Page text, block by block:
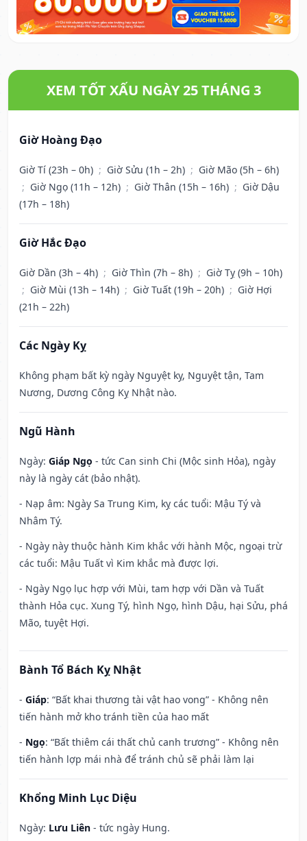
XEM TỐT XẤU NGÀY 25 THÁNG 3
Giờ Hoàng Đạo
Giờ Tí (23h – 0h) ; Giờ Sửu (1h – 2h) ; Giờ Mão (5h – 6h)
; Giờ Ngọ (11h – 12h) ; Giờ Thân (15h – 16h) ; Giờ Dậu
(17h – 18h)
Giờ Hắc Đạo
Giờ Dần (3h – 4h) ; Giờ Thìn (7h – 8h) ; Giờ Tỵ (9h – 10h)
; Giờ Mùi (13h – 14h) ; Giờ Tuất (19h – 20h) ; Giờ Hợi
(21h – 22h)
Các Ngày Kỵ
Không phạm bất kỳ ngày Nguyệt kỵ, Nguyệt tận, Tam
Nương, Dương Công Kỵ Nhật nào.
Ngũ Hành
Ngày: Giáp Ngọ - tức Can sinh Chi (Mộc sinh Hỏa), ngày
này là ngày cát (bảo nhật).
- Nạp âm: Ngày Sa Trung Kim, kỵ các tuổi: Mậu Tý và
Nhâm Tý.
- Ngày này thuộc hành Kim khắc với hành Mộc, ngoại trừ
các tuổi: Mậu Tuất vì Kim khắc mà được lợi.
- Ngày Ngọ lục hợp với Mùi, tam hợp với Dần và Tuất
thành Hỏa cục. Xung Tý, hình Ngọ, hình Dậu, hại Sửu, phá
Mão, tuyệt Hợi.
Bành Tổ Bách Kỵ Nhật
- Giáp: “Bất khai thương tài vật hao vong” - Không nên
tiến hành mở kho tránh tiền của hao mất
- Ngọ: “Bất thiêm cái thất chủ canh trương” - Không nên
tiến hành lợp mái nhà để tránh chủ sẽ phải làm lại
Khổng Minh Lục Diệu
Ngày: Lưu Liên - tức ngày Hung.